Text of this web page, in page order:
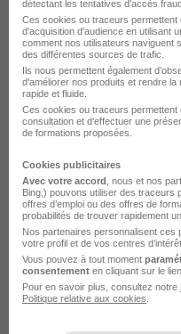
D'Aucy
Locminé - 56 CDI
Voir l’offre
Technicien
Environnement
ARMEE DE L'AIR ET DE
détectant les tentatives d'accès
Ces cookies ou traceurs
d'acquisition d'audience en utilisant
comment nos utilisateurs naviguent
des différentes sources de trafic.
Ils nous permettent également
d'améliorer nos produits et rendre
rapide et fluide.
Ces cookies ou traceurs
consultation et d'effectuer une
de formations proposées.
Cookies publicitaires
Avec votre accord , nous et nos
Bing,) pouvons utiliser des traceurs
offres d’emploi ou des offres de
probabilités de trouver rapidement
Nos partenaires personnalisent ces
votre profil et de vos centres d’intérêt.
Vous pouvez à tout moment
consentement en cliquant sur le
Pour en savoir plus, consultez notre
Politique relative aux cookies